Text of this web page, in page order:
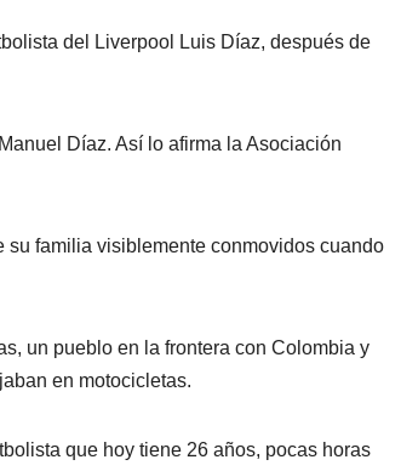
del Liverpool Luis Díaz, después de
Díaz. Así lo afirma la Asociación
familia visiblemente conmovidos cuando
un pueblo en la frontera con Colombia y
en motocicletas.
que hoy tiene 26 años, pocas horas